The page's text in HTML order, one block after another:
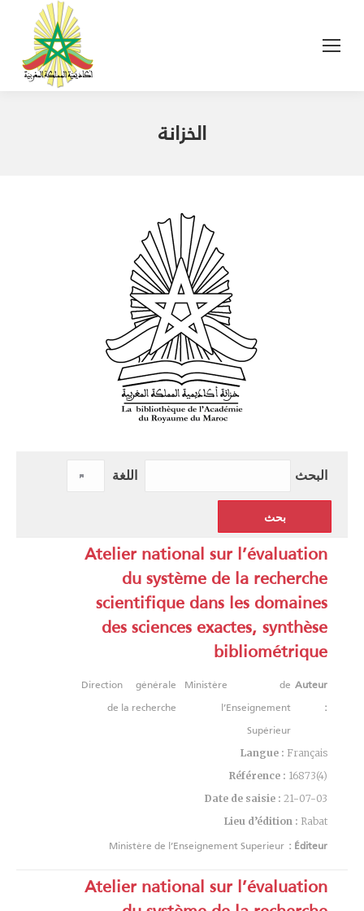
الخزانة
البحث اللغة
Atelier national sur l’évaluation
du système de la recherche
scientifique dans les domaines
des sciences exactes, synthèse
bibliométrique
Auteur
:
Ministère de
l’Enseignement
Supérieur
Direction générale
de la recherche
Langue : Français
Référence : 16873(4)
Date de saisie : 21-07-03
Lieu d’édition : Rabat
Éditeur :
Ministère de l’Enseignement Superieur
Atelier national sur l’évaluation